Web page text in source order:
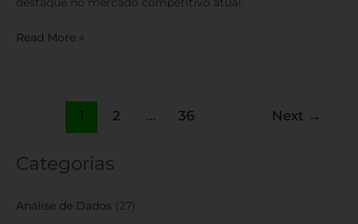
Read More »
1 2 … 36 Next →
Categorias
Análise de Dados (27)